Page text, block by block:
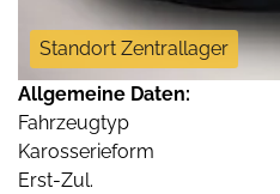
Standort Zentrallager
Allgemeine Daten:
Fahrzeugtyp
Karosserieform
Erst-Zul.